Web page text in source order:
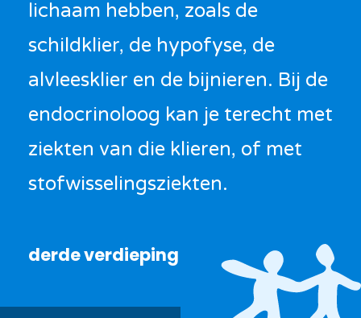
lichaam hebben, zoals de
schildklier, de hypofyse, de
alvleesklier en de bijnieren. Bij de
endocrinoloog kan je terecht met
ziekten van die klieren, of met
stofwisselingsziekten.
derde verdieping